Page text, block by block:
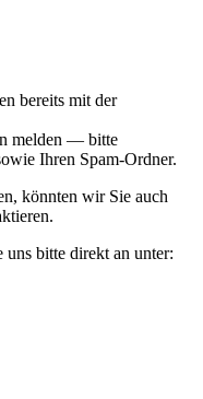
bereits mit der
melden — bitte
Ihren Spam-Ordner.
könnten wir Sie auch
bitte direkt an unter: